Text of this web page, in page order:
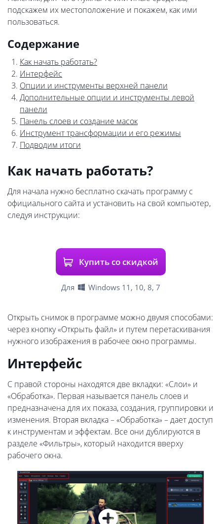
подскажем их местоположение и покажем, как ими
пользоваться.
Содержание
Как начать работать?
Интерфейс
Опции и инструменты верхней панели
Дополнительные опции и инструменты левой
панели
Панель слоев и создание масок
Инструмент трансформации и его режимы
Подводим итоги
Как начать работать?
Для начала нужно бесплатно скачать программу с
официального сайта и установить на свой компьютер,
следуя инструкции:
Купить со скидкой
Для Windows 11, 10, 8, 7
Открыть снимок в программе можно двумя способами:
через кнопку «Открыть файл» и путем перетаскивания
нужного изображения в рабочее окно программы.
Интерфейс
С правой стороны находятся две вкладки: «Слои» и
«Обработка». Первая называется панель слоев и
предназначена для их показа, создания, группировки и
изменения. Вторая вкладка – «Обработка» – дает доступ
к инструментам и эффектам. Все они дублируются в
разделе «Фильтры», который находится вверху
рабочего окна.